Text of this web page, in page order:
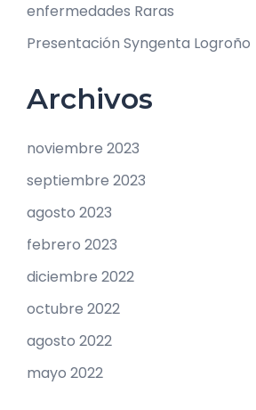
enfermedades Raras
Presentación Syngenta Logroño
Archivos
noviembre 2023
septiembre 2023
agosto 2023
febrero 2023
diciembre 2022
octubre 2022
agosto 2022
mayo 2022